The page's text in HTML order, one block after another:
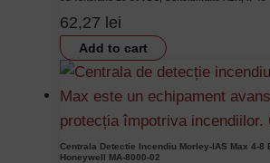
62,27 lei
Add to cart
Centrala Detectie Incendiu Morley-IAS Max 4-8
Honeywell MA-8000-02